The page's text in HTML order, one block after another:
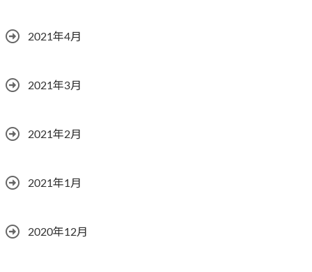
2021年4月
2021年3月
2021年2月
2021年1月
2020年12月